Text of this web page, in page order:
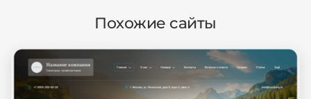
Похожие сайты